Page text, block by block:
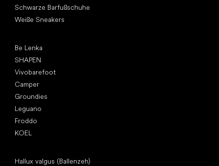
Schwarze Barfußschuhe
Weiße Sneakers
Be Lenka
SHAPEN
Vivobarefoot
Camper
Groundies
Leguano
Froddo
KOEL
Hallux valgus (Ballenzeh)